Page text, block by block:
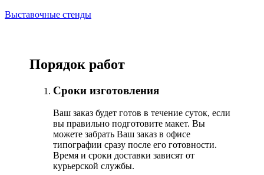
Выставочные стенды
Порядок работ
Сроки изготовления
Ваш заказ будет готов в течение суток, если
вы правильно подготовите макет. Вы
можете забрать Ваш заказ в офисе
типографии сразу после его готовности.
Время и сроки доставки зависят от
курьерской службы.